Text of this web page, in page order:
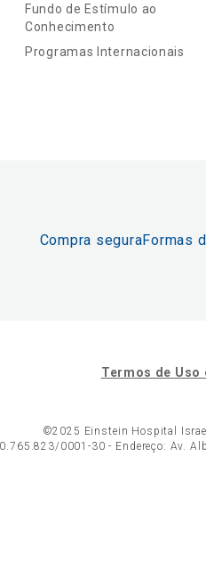
Fundo de Estímulo ao
Conhecimento
Programas Internacionais
Compra seguraFormas
Termos de
©2025 Einstein Hospital
0001-30 - Endereço: Av.